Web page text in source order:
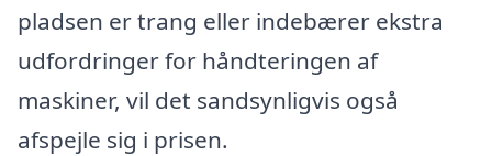
pladsen er trang eller indebærer ekstra
udfordringer for håndteringen af
maskiner, vil det sandsynligvis også
afspejle sig i prisen.